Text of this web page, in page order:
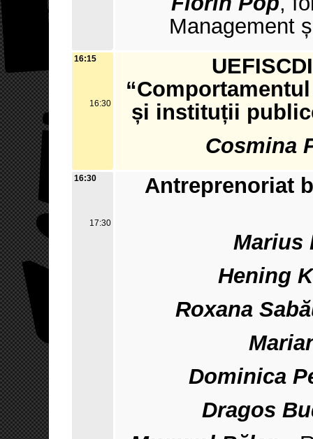
Management
16:15
16:30
și instituții
Cosmina
16:30
17:30
Antreprenoriat
Marius
Hening
Roxana
Dominica
Dragos